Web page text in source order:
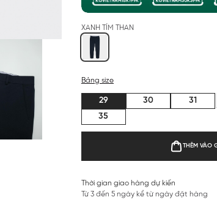
XANH TÍM THAN
Bảng size
29 30 31
35
THÊM VÀO
Thời gian giao hàng dự kiến
Từ 3 đến 5 ngày kể từ ngày đặt hàng